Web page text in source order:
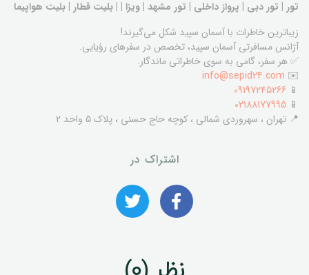
تور | تور دبی | پرواز داخلی | تور مشهد | ویزا | | بلیت قطار | بلیت هواپیما
زیباترین خاطرات با آسمان سپید شکل می‌گیرند!
آژانس مسافرتی آسمان سپید، تخصص در سفرهای رؤیایی.
✅ هر سفر، گامی به سوی خاطراتی ماندگار.
✉️
info@sepid24.com
📱
09197245266
📱
02188177995
📍 تهران ، سهروردی شمالی ، کوچه حاج حسنی ، پلاک 5 واحد 2
اشتراک در